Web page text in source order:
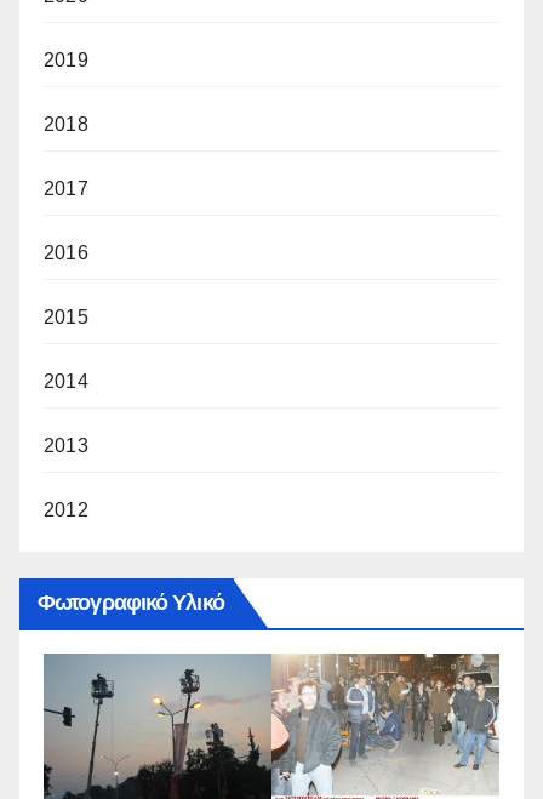
2019
2018
2017
2016
2015
2014
2013
2012
Φωτογραφικό Υλικό